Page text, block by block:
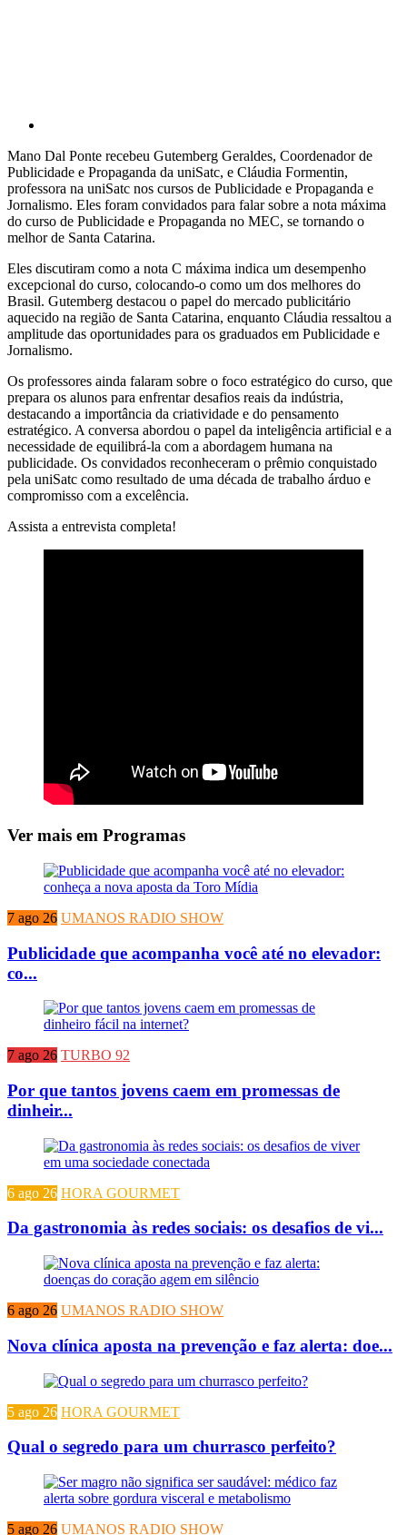
Mano Dal Ponte recebeu Gutemberg Geraldes, Coordenador de
Publicidade e Propaganda da uniSatc, e Cláudia Formentin,
professora na uniSatc nos cursos de Publicidade e Propaganda e
Jornalismo. Eles foram convidados para falar sobre a nota máxima
do curso de Publicidade e Propaganda no MEC, se tornando o
melhor de Santa Catarina.
Eles discutiram como a nota C máxima indica um desempenho
excepcional do curso, colocando-o como um dos melhores do
Brasil. Gutemberg destacou o papel do mercado publicitário
aquecido na região de Santa Catarina, enquanto Cláudia ressaltou a
amplitude das oportunidades para os graduados em Publicidade e
Jornalismo.
Os professores ainda falaram sobre o foco estratégico do curso, que
prepara os alunos para enfrentar desafios reais da indústria,
destacando a importância da criatividade e do pensamento
estratégico. A conversa abordou o papel da inteligência artificial e a
necessidade de equilibrá-la com a abordagem humana na
publicidade. Os convidados reconheceram o prêmio conquistado
pela uniSatc como resultado de uma década de trabalho árduo e
compromisso com a excelência.
Assista a entrevista completa!
Ver mais em Programas
7 ago 26 UMANOS RADIO SHOW
Publicidade que acompanha você até no elevador:
co...
7 ago 26 TURBO 92
Por que tantos jovens caem em promessas de
dinheir...
6 ago 26 HORA GOURMET
Da gastronomia às redes sociais: os desafios de vi...
6 ago 26 UMANOS RADIO SHOW
Nova clínica aposta na prevenção e faz alerta: doe...
5 ago 26 HORA GOURMET
Qual o segredo para um churrasco perfeito?
5 ago 26 UMANOS RADIO SHOW